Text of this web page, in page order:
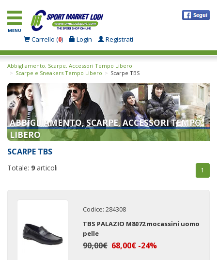
MENU
Carrello (0) Login Registrati
Abbigliamento, Scarpe, Accessori Tempo Libero
Scarpe e Sneakers Tempo Libero
Scarpe TBS
ABBIGLIAMENTO, SCARPE, ACCESSORI TEMPO
LIBERO
SCARPE TBS
Totale: 9 articoli 1
Codice: 284308
TBS PALAZIO M8072 mocassini uomo
pelle
90,00€ 68,00€ -24%